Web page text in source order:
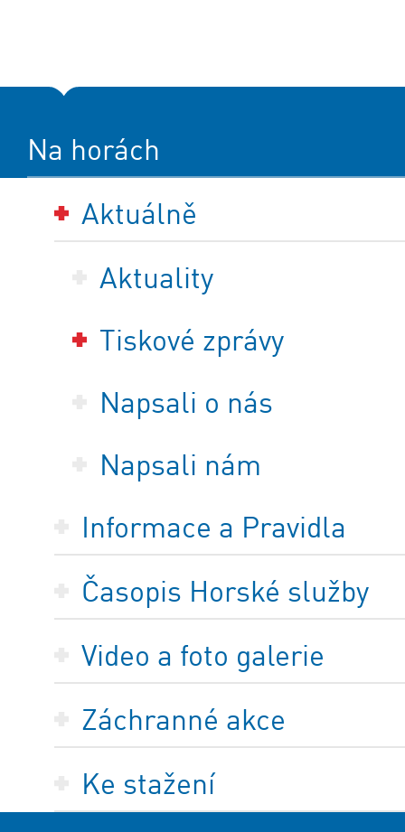
Na horách
Aktuálně
Aktuality
Tiskové zprávy
Napsali o nás
Napsali nám
Informace a Pravidla
Časopis Horské služby
Video a foto galerie
Záchranné akce
Ke stažení